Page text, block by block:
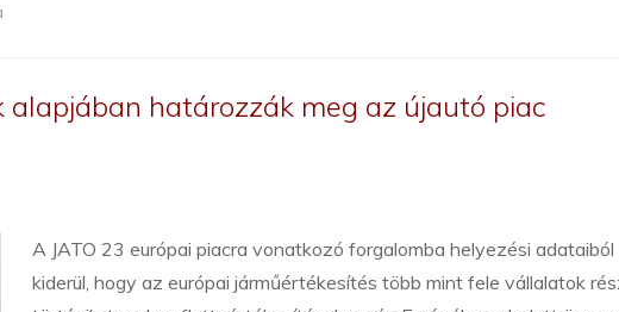
határozzák meg az újautó piac
A JATO 23 európai piacra vonatkozó forgalomba helyezési adataiból
kiderül, hogy az európai járműértékesítés több mint fele vállalatok